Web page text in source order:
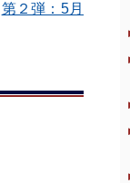
第２弾：5月